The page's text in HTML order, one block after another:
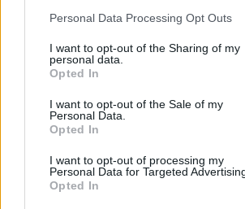
Personal Data Processing Opt Outs
I want to opt-out of the Sharing of my
personal data.
Opted In
I want to opt-out of the Sale of my
Personal Data.
Opted In
I want to opt-out of processing my
Personal Data for Targeted
Opted In
αλλά να χάνεται στη διάρκειά
Στο 1-6 έπεσαν οι Πέισερς (1-3
εκτός έδρας), που στο τέλος
καλύτερο παίκτη του κόσμου να
αγώνα και να ζητάει από το
ήταν οι τρεις που ξεχώρισαν,
Καρλάιλ να έχει εκτός δράσης